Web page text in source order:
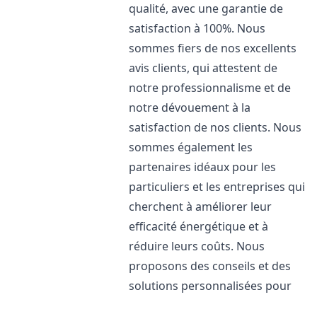
qualité, avec une garantie de
satisfaction à 100%. Nous
sommes fiers de nos excellents
avis clients, qui attestent de
notre professionnalisme et de
notre dévouement à la
satisfaction de nos clients. Nous
sommes également les
partenaires idéaux pour les
particuliers et les entreprises qui
cherchent à améliorer leur
efficacité énergétique et à
réduire leurs coûts. Nous
proposons des conseils et des
solutions personnalisées pour